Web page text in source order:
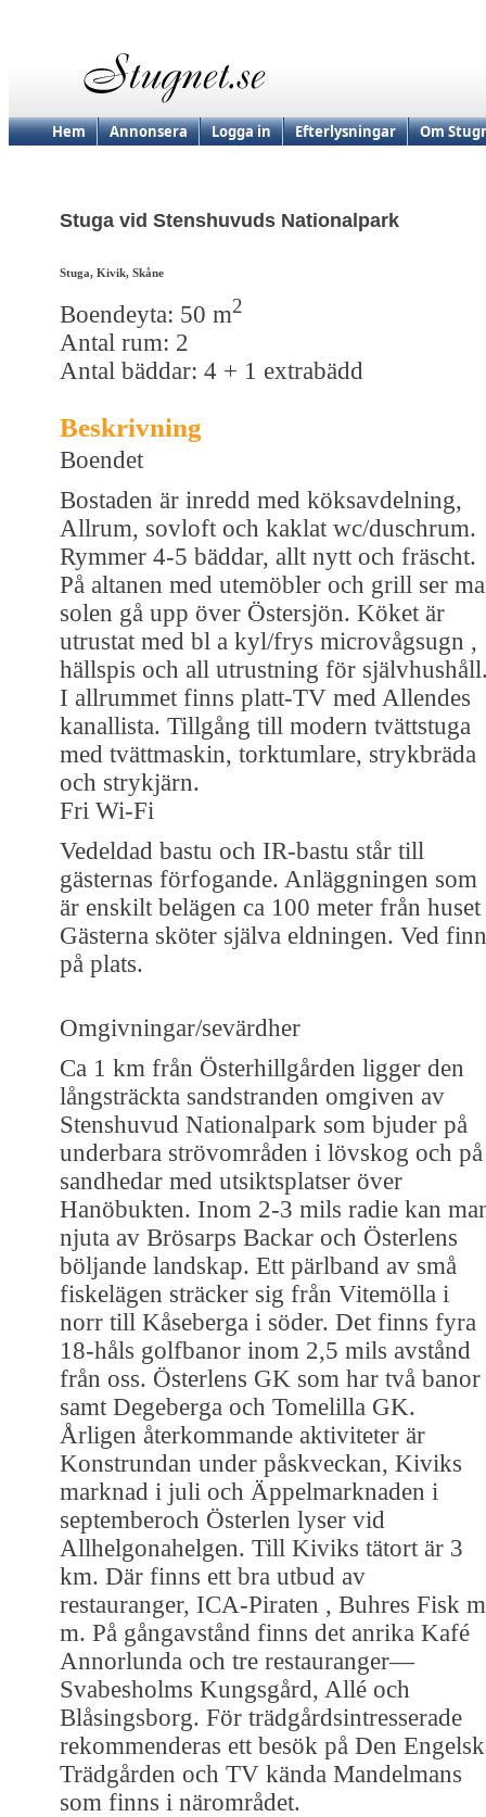
Hem Annonsera Logga in Efterlysningar Om
Stuga vid Stenshuvuds Nationalpark
Stuga, Kivik, Skåne
Boendeyta: 50 m2
Antal rum: 2
Antal bäddar: 4 + 1 extrabädd
Beskrivning
Boendet
Bostaden är inredd med köksavdelning,
Allrum, sovloft och kaklat wc/duschrum.
Rymmer 4-5 bäddar, allt nytt och fräscht.
På altanen med utemöbler och grill ser
solen gå upp över Östersjön. Köket är
utrustat med bl a kyl/frys microvågsugn ,
hällspis och all utrustning för
I allrummet finns platt-TV med Allendes
kanallista. Tillgång till modern tvättstuga
med tvättmaskin, torktumlare, strykbräda
och strykjärn.
Fri Wi-Fi
Vedeldad bastu och IR-bastu står till
gästernas förfogande. Anläggningen som
är enskilt belägen ca 100 meter från huset
Gästerna sköter själva eldningen. Ved
på plats.
Omgivningar/sevärdher
Ca 1 km från Österhillgården ligger den
långsträckta sandstranden omgiven av
Stenshuvud Nationalpark som bjuder på
underbara strövområden i lövskog och på
sandhedar med utsiktsplatser över
Hanöbukten. Inom 2-3 mils radie kan
njuta av Brösarps Backar och Österlens
böljande landskap. Ett pärlband av små
fiskelägen sträcker sig från Vitemölla i
norr till Kåseberga i söder. Det finns fyra
18-håls golfbanor inom 2,5 mils avstånd
från oss. Österlens GK som har två banor
samt Degeberga och Tomelilla GK.
Årligen återkommande aktiviteter är
Konstrundan under påskveckan, Kiviks
marknad i juli och Äppelmarknaden i
septemberoch Österlen lyser vid
Allhelgonahelgen. Till Kiviks tätort är 3
km. Där finns ett bra utbud av
restauranger, ICA-Piraten , Buhres Fisk m
m. På gångavstånd finns det anrika Kafé
Annorlunda och tre restauranger—
Svabesholms Kungsgård, Allé och
Blåsingsborg. För trädgårdsintresserade
rekommenderas ett besök på Den
Trädgården och TV kända Mandelmans
som finns i närområdet.